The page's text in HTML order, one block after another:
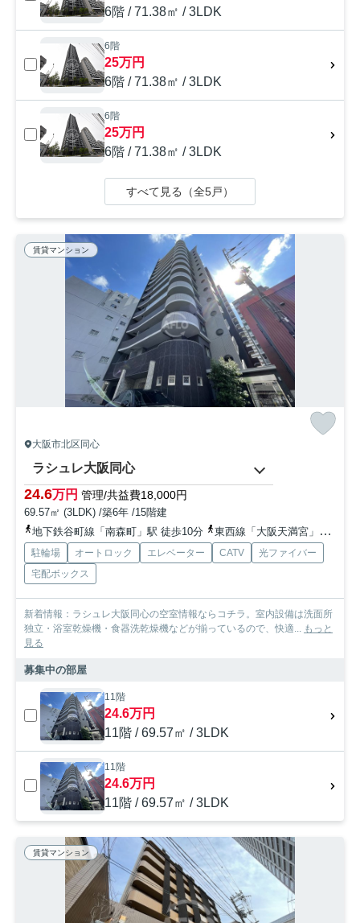
6階 / 71.38㎡ / 3LDK
6階
25万円
6階 / 71.38㎡ / 3LDK
6階
25万円
6階 / 71.38㎡ / 3LDK
すべて見る（全5戸）
賃貸マンション
大阪市北区同心
ラシュレ大阪同心
24.6万円 管理/共益費18,000円
69.57㎡ (3LDK) /築6年 /15階建
地下鉄谷町線「南森町」駅 徒歩10分
東西線「大阪天満宮」駅 徒歩9分
駐輪場 オートロック エレベーター CATV
光ファイバー
宅配ボックス
新着情報：ラシュレ大阪同心の空室情報ならコチラ。室内設備は洗面所
独立・浴室乾燥機・食器洗乾燥機などが揃っているので、快適... もっと
見る
募集中の部屋
11階
24.6万円
11階 / 69.57㎡ / 3LDK
11階
24.6万円
11階 / 69.57㎡ / 3LDK
賃貸マンション